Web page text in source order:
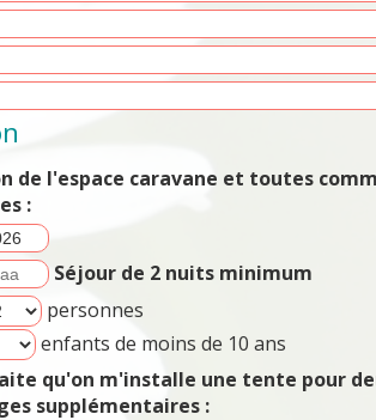
de l'espace caravane et toutes
:
Séjour de 2 nuits minimum
personnes
enfants de moins de 10 ans
qu'on m'installe une tente pour
supplémentaires :